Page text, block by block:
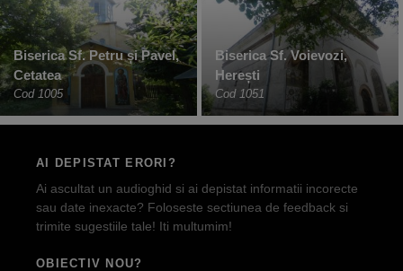
Biserica Sf. Petru și Pavel,
Cetatea
Cod 1005
Biserica Sf. Voievozi,
Herești
Cod 1051
AI DEPISTAT ERORI?
Ai ascultat un audioghid si ai depistat informatii incorecte
sau date inexacte? Foloseste sectiunea de feedback si
trimite sugestiile tale! Iti multumim!
OBIECTIV NOU?